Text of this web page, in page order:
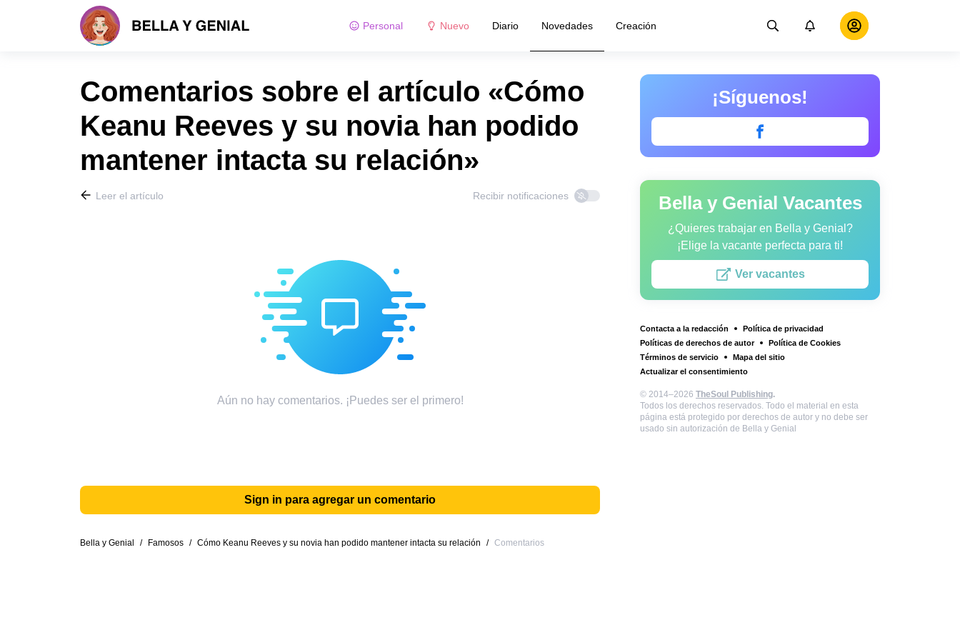
Personal Nuevo Diario Novedades Creación
¡Síguenos!
Bella y Genial Vacantes
¿Quieres trabajar en Bella y Genial?
¡Elige la vacante perfecta para ti!
Ver vacantes
Contacta a la redacción
Política de privacidad
Políticas de derechos de autor
Política de Cookies
Términos de servicio
Mapa del sitio
Actualizar el consentimiento
© 2014–2026 TheSoul Publishing.
Todos los derechos reservados. Todo el material en esta
página está protegido por derechos de autor y no debe ser
usado sin autorización de Bella y Genial
Comentarios sobre el artículo «Cómo
Keanu Reeves y su novia han podido
mantener intacta su relación»
Leer el artículo Recibir notificaciones
Aún no hay comentarios. ¡Puedes ser el primero!
Sign in para agregar un comentario
Bella y Genial / Famosos / Cómo Keanu Reeves y su novia han podido mantener intacta su relación / Comentarios